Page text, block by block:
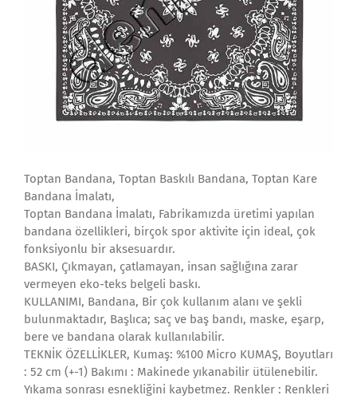
Toptan Bandana, Toptan Baskılı Bandana, Toptan Kare
Bandana İmalatı,
Toptan Bandana İmalatı, Fabrikamızda üretimi yapılan
bandana özellikleri, birçok spor aktivite için ideal, çok
fonksiyonlu bir aksesuardır.
BASKI, Çıkmayan, çatlamayan, insan sağlığına zarar
vermeyen eko-teks belgeli baskı.
KULLANIMI, Bandana, Bir çok kullanım alanı ve şekli
bulunmaktadır, Başlıca; saç ve baş bandı, maske, eşarp,
bere ve bandana olarak kullanılabilir.
TEKNİK ÖZELLİKLER, Kumaş: %100 Micro KUMAŞ, Boyutları
: 52 cm (+-1) Bakımı : Makinede yıkanabilir ütülenebilir.
Yıkama sonrası esnekliğini kaybetmez. Renkler : Renkleri